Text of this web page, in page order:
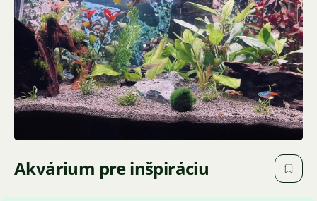
Akvárium pre inšpiráciu